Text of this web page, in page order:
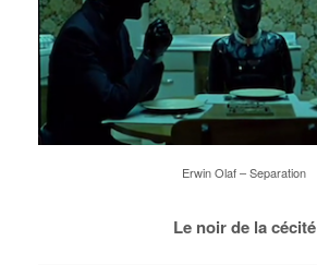
Erwin Olaf – Separation
Le noir de la cécité